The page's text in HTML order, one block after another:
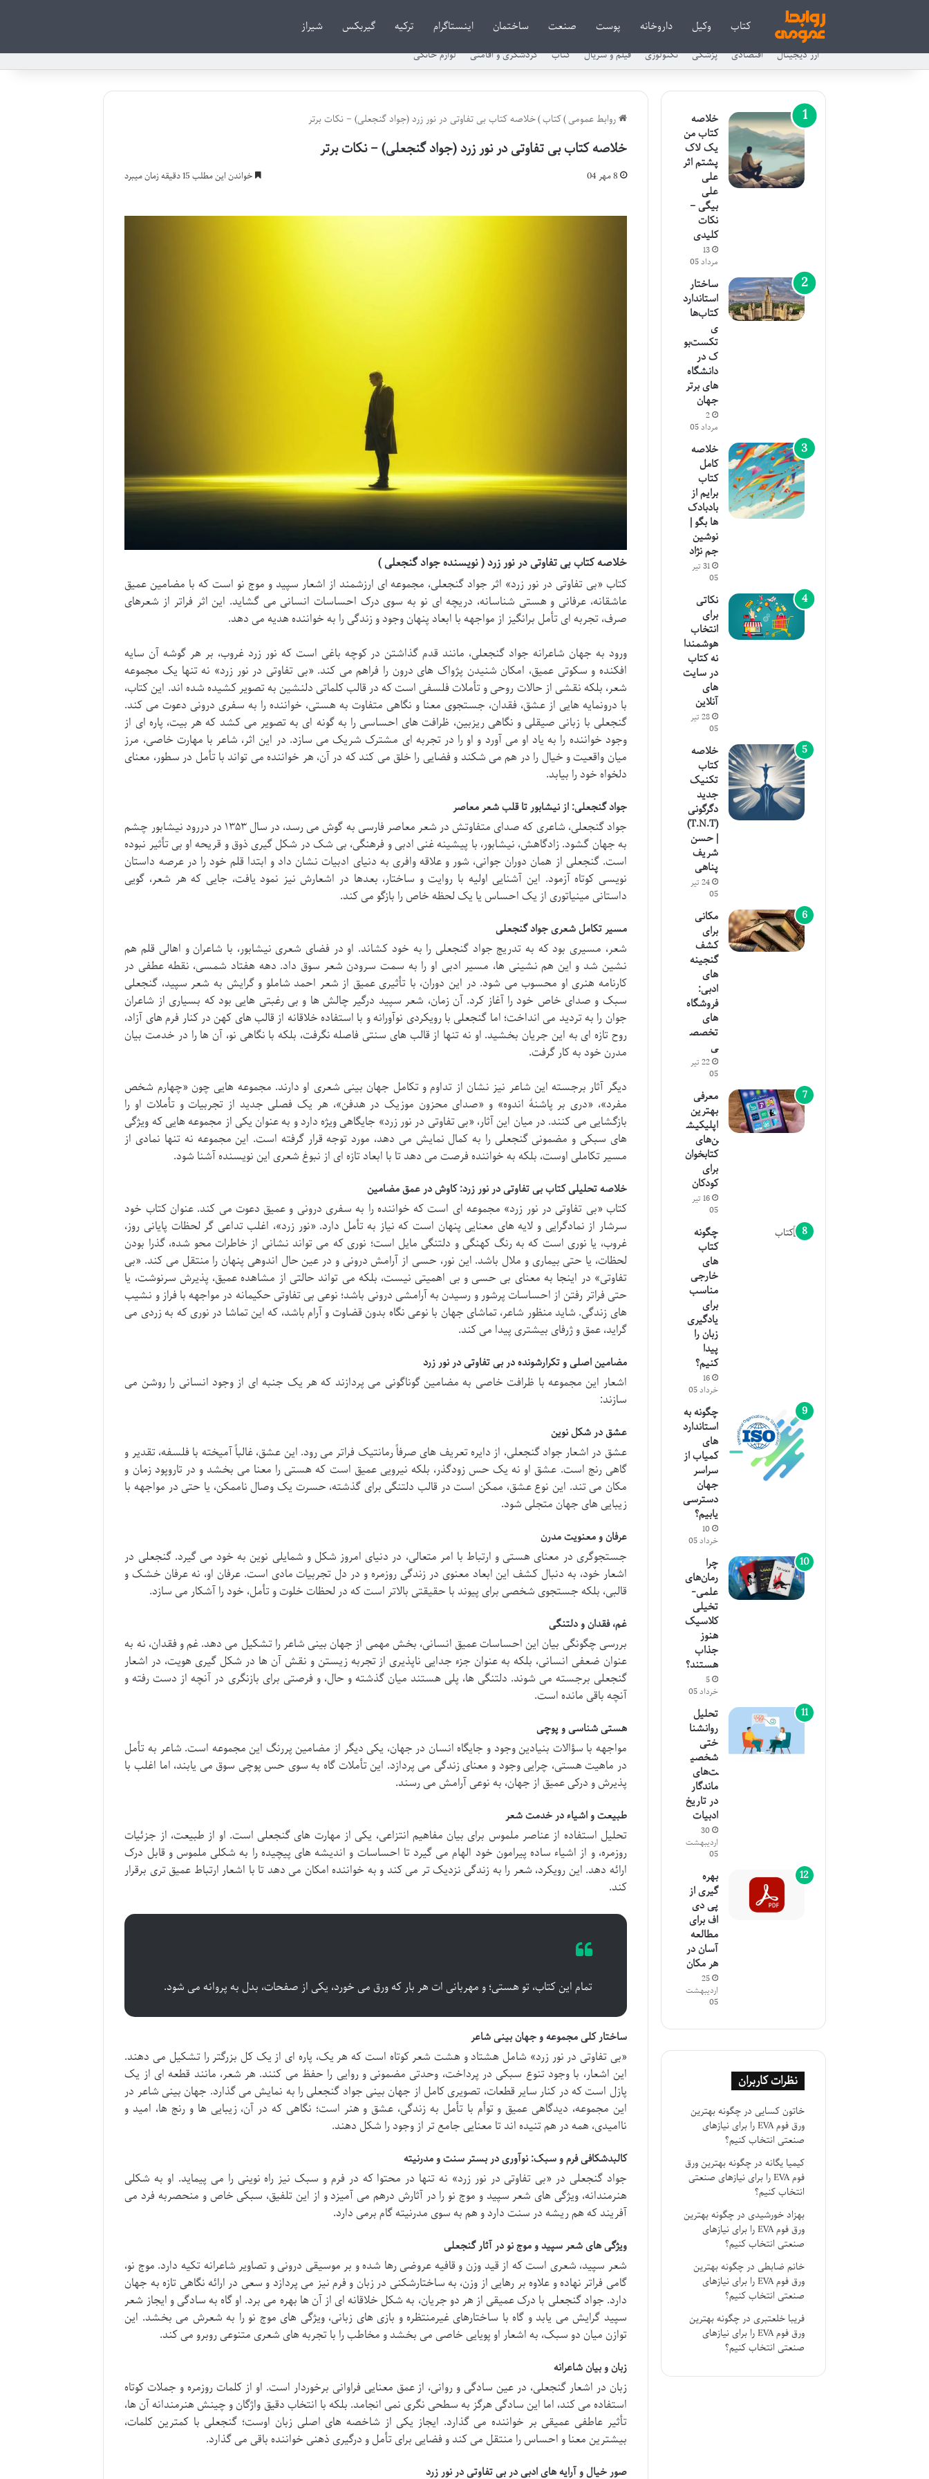
کتاب وکیل داروخانه پوست صنعت ساختمان اینستاگرام ترکیه گیربکس شیراز
ارز دیجیتال اقتصادی پزشکی تکنولوژی فیلم و سریال کتاب گردشگری و اقامتی لوازم خانگی
روابط عمومی)کتاب)خلاصه کتاب بی تفاوتی در نور زرد (جواد گنجعلی) – نکات برتر
خلاصه کتاب بی تفاوتی در نور زرد (جواد گنجعلی) – نکات برتر
8 مهر 04 خواندن این مطلب 15 دقیقه زمان میبرد
خلاصه کتاب بی تفاوتی در نور زرد ( نویسنده جواد گنجعلی )
کتاب «بی تفاوتی در نور زرد» اثر جواد گنجعلی، مجموعه ای ارزشمند از اشعار سپید و موج نو است که با مضامین عمیق
عاشقانه، عرفانی و هستی شناسانه، دریچه ای نو به سوی درک احساسات انسانی می گشاید. این اثر فراتر از شعرهای
صرف، تجربه ای تأمل برانگیز از مواجهه با ابعاد پنهان وجود و زندگی را به خواننده هدیه می دهد.
ورود به جهان شاعرانه جواد گنجعلی، مانند قدم گذاشتن در کوچه باغی است که نور زرد غروب، بر هر گوشه آن سایه
افکنده و سکوتی عمیق، امکان شنیدن پژواک های درون را فراهم می کند. «بی تفاوتی در نور زرد» نه تنها یک مجموعه
شعر، بلکه نقشی از حالات روحی و تأملات فلسفی است که در قالب کلماتی دلنشین به تصویر کشیده شده اند. این کتاب،
با درونمایه هایی از عشق، فقدان، جستجوی معنا و نگاهی متفاوت به هستی، خواننده را به سفری درونی دعوت می کند.
گنجعلی با زبانی صیقلی و نگاهی ریزبین، ظرافت های احساسی را به گونه ای به تصویر می کشد که هر بیت، پاره ای از
وجود خواننده را به یاد او می آورد و او را در تجربه ای مشترک شریک می سازد. در این اثر، شاعر با مهارت خاصی، مرز
میان واقعیت و خیال را در هم می شکند و فضایی را خلق می کند که در آن، هر خواننده می تواند با تأمل در سطور، معنای
دلخواه خود را بیابد.
جواد گنجعلی: از نیشابور تا قلب شعر معاصر
جواد گنجعلی، شاعری که صدای متفاوتش در شعر معاصر فارسی به گوش می رسد، در سال ۱۳۵۳ در دررود نیشابور چشم
به جهان گشود. زادگاهش، نیشابور، با پیشینه غنی ادبی و فرهنگی، بی شک در شکل گیری ذوق و قریحه او بی تأثیر نبوده
است. گنجعلی از همان دوران جوانی، شور و علاقه وافری به دنیای ادبیات نشان داد و ابتدا قلم خود را در عرصه داستان
نویسی کوتاه آزمود. این آشنایی اولیه با روایت و ساختار، بعدها در اشعارش نیز نمود یافت، جایی که هر شعر، گویی
داستانی مینیاتوری از یک احساس یا یک لحظه خاص را بازگو می کند.
مسیر تکامل شعری جواد گنجعلی
شعر، مسیری بود که به تدریج جواد گنجعلی را به خود کشاند. او در فضای شعری نیشابور، با شاعران و اهالی قلم هم
نشین شد و این هم نشینی ها، مسیر ادبی او را به سمت سرودن شعر سوق داد. دهه هفتاد شمسی، نقطه عطفی در
کارنامه هنری او محسوب می شود. در این دوران، با تأثیری عمیق از شعر احمد شاملو و گرایش به شعر سپید، گنجعلی
سبک و صدای خاص خود را آغاز کرد. آن زمان، شعر سپید درگیر چالش ها و بی رغبتی هایی بود که بسیاری از شاعران
جوان را به تردید می انداخت؛ اما گنجعلی با رویکردی نوآورانه و با استفاده خلاقانه از قالب های کهن در کنار فرم های آزاد،
روح تازه ای به این جریان بخشید. او نه تنها از قالب های سنتی فاصله نگرفت، بلکه با نگاهی نو، آن ها را در خدمت بیان
مدرن خود به کار گرفت.
دیگر آثار برجسته این شاعر نیز نشان از تداوم و تکامل جهان بینی شعری او دارند. مجموعه هایی چون «چهارم شخص
مفرد»، «دری بر پاشنۀ اندوه» و «صدای محزون موزیک در هدفن»، هر یک فصلی جدید از تجربیات و تأملات او را
بازگشایی می کنند. در میان این آثار، «بی تفاوتی در نور زرد» جایگاهی ویژه دارد و به عنوان یکی از مجموعه هایی که ویژگی
های سبکی و مضمونی گنجعلی را به کمال نمایش می دهد، مورد توجه قرار گرفته است. این مجموعه نه تنها نمادی از
مسیر تکاملی اوست، بلکه به خواننده فرصت می دهد تا با ابعاد تازه ای از نبوغ شعری این نویسنده آشنا شود.
خلاصه تحلیلی کتاب بی تفاوتی در نور زرد: کاوش در عمق مضامین
کتاب «بی تفاوتی در نور زرد» مجموعه ای است که خواننده را به سفری درونی و عمیق دعوت می کند. عنوان کتاب خود
سرشار از نمادگرایی و لایه های معنایی پنهان است که نیاز به تأمل دارد. «نور زرد»، اغلب تداعی گر لحظات پایانی روز،
غروب، یا نوری است که به رنگ کهنگی و دلتنگی مایل است؛ نوری که می تواند نشانی از خاطرات محو شده، گذرا بودن
لحظات، یا حتی بیماری و ملال باشد. این نور، حسی از آرامش درونی و در عین حال اندوهی پنهان را منتقل می کند. «بی
تفاوتی» در اینجا به معنای بی حسی و بی اهمیتی نیست، بلکه می تواند حالتی از مشاهده عمیق، پذیرش سرنوشت، یا
حتی فراتر رفتن از احساسات پرشور و رسیدن به آرامشی درونی باشد؛ نوعی بی تفاوتی حکیمانه در مواجهه با فراز و نشیب
های زندگی. شاید منظور شاعر، تماشای جهان با نوعی نگاه بدون قضاوت و آرام باشد، که این تماشا در نوری که به زردی می
گراید، عمق و ژرفای بیشتری پیدا می کند.
مضامین اصلی و تکرارشونده در بی تفاوتی در نور زرد
اشعار این مجموعه با ظرافت خاصی به مضامین گوناگونی می پردازند که هر یک جنبه ای از وجود انسانی را روشن می
سازند:
عشق در شکل نوین
عشق در اشعار جواد گنجعلی، از دایره تعریف های صرفاً رمانتیک فراتر می رود. این عشق، غالباً آمیخته با فلسفه، تقدیر و
گاهی رنج است. عشق او نه یک حس زودگذر، بلکه نیرویی عمیق است که هستی را معنا می بخشد و در تاروپود زمان و
مکان می تند. این نوع عشق، ممکن است در قالب دلتنگی برای گذشته، حسرت یک وصال ناممکن، یا حتی در مواجهه با
زیبایی های جهان متجلی شود.
عرفان و معنویت مدرن
جستجوگری در معنای هستی و ارتباط با امر متعالی، در دنیای امروز شکل و شمایلی نوین به خود می گیرد. گنجعلی در
اشعار خود، به دنبال کشف این ابعاد معنوی در زندگی روزمره و در دل تجربیات مادی است. عرفان او، نه عرفان خشک و
قالبی، بلکه جستجوی شخصی برای پیوند با حقیقتی بالاتر است که در لحظات خلوت و تأمل، خود را آشکار می سازد.
غم، فقدان و دلتنگی
بررسی چگونگی بیان این احساسات عمیق انسانی، بخش مهمی از جهان بینی شاعر را تشکیل می دهد. غم و فقدان، نه به
عنوان ضعفی انسانی، بلکه به عنوان جزء جدایی ناپذیری از تجربه زیستن و نقش آن ها در شکل گیری هویت، در اشعار
گنجعلی برجسته می شوند. دلتنگی ها، پلی هستند میان گذشته و حال، و فرصتی برای بازنگری در آنچه از دست رفته و
آنچه باقی مانده است.
هستی شناسی و پوچی
مواجهه با سؤالات بنیادین وجود و جایگاه انسان در جهان، یکی دیگر از مضامین پررنگ این مجموعه است. شاعر به تأمل
در ماهیت هستی، چرایی وجود و معنای زندگی می پردازد. این تأملات گاه به سوی حس پوچی سوق می یابند، اما اغلب با
پذیرش و درکی عمیق از جهان، به نوعی آرامش می رسند.
طبیعت و اشیاء در خدمت شعر
تحلیل استفاده از عناصر ملموس برای بیان مفاهیم انتزاعی، یکی از مهارت های گنجعلی است. او از طبیعت، از جزئیات
روزمره، و از اشیاء ساده پیرامون خود الهام می گیرد تا احساسات و اندیشه های پیچیده را به شکلی ملموس و قابل درک
ارائه دهد. این رویکرد، شعر را به زندگی نزدیک تر می کند و به خواننده امکان می دهد تا با اشعار ارتباط عمیق تری برقرار
کند.
تمام این کتاب، تو هستی؛ و مهربانی ات هر بار که ورق می خورد، یکی از صفحات، بدل به پروانه می شود.
ساختار کلی مجموعه و جهان بینی شاعر
«بی تفاوتی در نور زرد» شامل هشتاد و هشت شعر کوتاه است که هر یک، پاره ای از یک کل بزرگتر را تشکیل می دهند.
این اشعار، با وجود تنوع سبکی در پرداخت، وحدتی مضمونی و روایی را حفظ می کنند. هر شعر، مانند قطعه ای از یک
پازل است که در کنار سایر قطعات، تصویری کامل از جهان بینی جواد گنجعلی را به نمایش می گذارد. جهان بینی شاعر در
این مجموعه، دیدگاهی عمیق و توأم با تأمل به زندگی، عشق و هنر است؛ نگاهی که در آن، زیبایی ها و رنج ها، امید و
ناامیدی، همه در هم تنیده اند تا معنایی جامع تر از وجود را شکل دهند.
کالبدشکافی فرم و سبک: نوآوری در بستر سنت و مدرنیته
جواد گنجعلی در «بی تفاوتی در نور زرد» نه تنها در محتوا که در فرم و سبک نیز راه نوینی را می پیماید. او به شکلی
هنرمندانه، ویژگی های شعر سپید و موج نو را در آثارش درهم می آمیزد و از این تلفیق، سبکی خاص و منحصربه فرد می
آفریند که هم ریشه در سنت دارد و هم به سوی مدرنیته گام برمی دارد.
ویژگی های شعر سپید و موج نو در آثار گنجعلی
شعر سپید، شعری است که از قید وزن و قافیه عروضی رها شده و بر موسیقی درونی و تصاویر شاعرانه تکیه دارد. موج نو،
گامی فراتر نهاده و علاوه بر رهایی از وزن، به ساختارشکنی در زبان و فرم نیز می پردازد و سعی در ارائه نگاهی تازه به جهان
دارد. جواد گنجعلی با درک عمیقی از هر دو جریان، به شکل خلاقانه ای از آن ها بهره می برد. او گاه به سادگی و ایجاز شعر
سپید گرایش می یابد و گاه با ساختارهای غیرمنتظره و بازی های زبانی، ویژگی های موج نو را به شعرش می بخشد. این
توازن میان دو سبک، به اشعار او پویایی خاصی می بخشد و مخاطب را با تجربه های شعری متنوعی روبرو می کند.
زبان و بیان شاعرانه
زبان در اشعار گنجعلی، در عین سادگی و روانی، از عمق معنایی فراوانی برخوردار است. او از کلمات روزمره و جملات کوتاه
استفاده می کند، اما این سادگی هرگز به سطحی نگری نمی انجامد. بلکه با انتخاب دقیق واژگان و چینش هنرمندانه آن ها،
تأثیر عاطفی عمیقی بر خواننده می گذارد. ایجاز یکی از شاخصه های اصلی زبان اوست؛ گنجعلی با کمترین کلمات،
بیشترین معنا و احساس را منتقل می کند و فضایی برای تأمل و درگیری ذهنی خواننده باقی می گذارد.
صور خیال و آرایه های ادبی در بی تفاوتی در نور زرد
خلاصه
کتاب من
یک لاک
پشتم اثر
علی
علی
بیگی –
نکات
کلیدی
13
مرداد 05
ساختار
استاندارد
کتاب‌ها
ی
تکست‌بو
ک در
دانشگاه‌
های برتر
جهان
2
مرداد 05
خلاصه
کامل
کتاب
برایم از
بادبادک
ها بگو |
نوشین
جم نژاد
31 تیر
05
نکاتی
برای
انتخاب
هوشمندا
نه کتاب
در سایت
های
آنلاین
28 تیر
05
خلاصه
کتاب
تکنیک
جدید
دگرگونی
(T.N.T)
| حسن
شریف
پناهی
24 تیر
05
مکانی
برای
کشف
گنجینه
های
ادبی:
فروشگاه
های
تخصص
ی
22 تیر
05
معرفی
بهترین
اپلیکیش
ن‌های
کتابخوان
برای
کودکان
16 تیر
05
چگونه
کتاب
های
خارجی
مناسب
برای
یادگیری
زبان را
پیدا
کنیم؟
16
خرداد 05
چگونه به
استاندارد
های
کمیاب از
سراسر
جهان
دسترسی
یابیم؟
10
خرداد 05
چرا
رمان‌های
علمی-
تخیلی
کلاسیک
هنوز
جذاب
هستند؟
5
خرداد 05
تحلیل
روانشنا
ختی
شخصی
ت‌های
ماندگار
در تاریخ
ادبیات
30
اردیبهشت
05
بهره
گیری از
پی دی
اف برای
مطالعه
آسان در
هر مکان
25
اردیبهشت
05
نظرات کاربران
خاتون کسایی درچگونه بهترین
ورق فوم EVA را برای نیازهای
صنعتی انتخاب کنیم؟
کیمیا یگانه درچگونه بهترین ورق
فوم EVA را برای نیازهای صنعتی
انتخاب کنیم؟
بهزاد خورشیدی درچگونه بهترین
ورق فوم EVA را برای نیازهای
صنعتی انتخاب کنیم؟
خانم ضابطی درچگونه بهترین
ورق فوم EVA را برای نیازهای
صنعتی انتخاب کنیم؟
فریبا خلعتبری درچگونه بهترین
ورق فوم EVA را برای نیازهای
صنعتی انتخاب کنیم؟